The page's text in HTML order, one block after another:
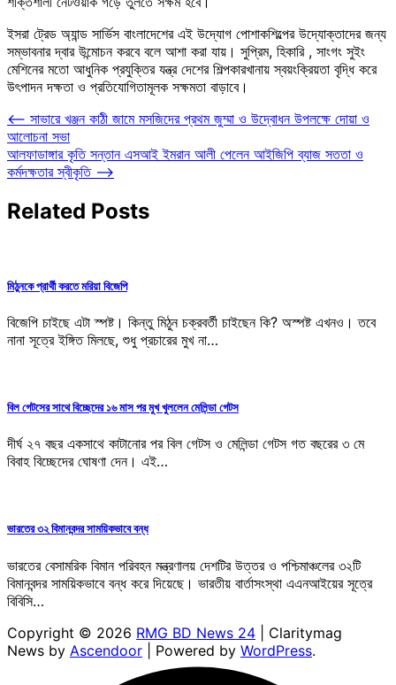
ইসরা ট্রেড অ্যান্ড সার্ভিস বাংলাদেশের এই উদ্যোগ পোশাকশিল্পের উদ্যোক্তাদের জন্য
সম্ভাবনার দ্বার উন্মোচন করবে বলে আশা করা যায়। সুপ্রিম, হিকারি , সাংগং সুইং
মেশিনের মতো আধুনিক প্রযুক্তির যন্ত্র দেশের শিল্পকারখানায় স্বয়ংক্রিয়তা বৃদ্ধি করে
উৎপাদন দক্ষতা ও প্রতিযোগিতামূলক সক্ষমতা বাড়াবে।
Post
navigation
⟵ সাভারে খঞ্জন কাঠী জামে মসজিদের প্রথম জুম্মা ও উদ্বোধন উপলক্ষে দোয়া ও
আলোচনা সভা
আলফাডাঙ্গার কৃতি সন্তান এসআই ইমরান আলী পেলেন আইজিপি ব্যাজ সততা ও
কর্মদক্ষতার স্বীকৃতি ⟶
Related Posts
মিঠুনকে প্রার্থী করতে মরিয়া বিজেপি
বিজেপি চাইছে এটা স্পষ্ট। কিন্তু মিঠুন চক্রবর্তী চাইছেন কি? অস্পষ্ট এখনও। তবে
নানা সূত্রে ইঙ্গিত মিলছে, শুধু প্রচারের মুখ না…
বিল গেটসের সাথে বিচ্ছেদের ১৬ মাস পর মুখ খুললেন মেলিন্ডা গেটস
দীর্ঘ ২৭ বছর একসাথে কাটানোর পর বিল গেটস ও মেলিন্ডা গেটস গত বছরের ৩ মে
বিবাহ বিচ্ছেদের ঘোষণা দেন। এই…
ভারতের ৩২ বিমানবন্দর সাময়িকভাবে বন্ধ
ভারতের বেসামরিক বিমান পরিবহন মন্ত্রণালয় দেশটির উত্তর ও পশ্চিমাঞ্চলের ৩২টি
বিমানবন্দর সাময়িকভাবে বন্ধ করে দিয়েছে। ভারতীয় বার্তাসংস্থা এএনআইয়ের সূত্রে
বিবিসি…
Copyright © 2026 RMG BD News 24 | Claritymag
News by Ascendoor | Powered by WordPress.